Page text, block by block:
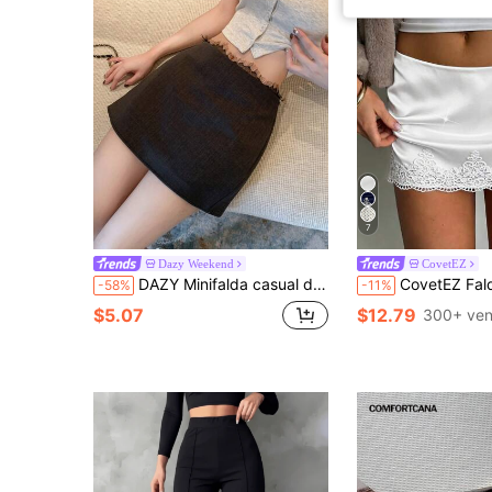
Dazy Weekend
-58% DAZY Minifalda casual de mujer de unicolor con parches de encaje, para otoño e invierno, de talle bajo
$5.07
7
CovetEZ
-11% CovetEZ Falda con
$12.79 300+